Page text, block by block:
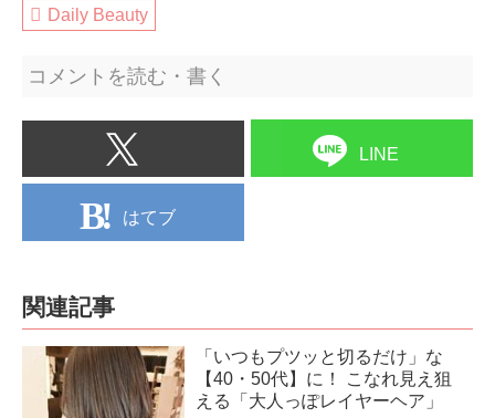
Daily Beauty
コメントを読む・書く
LINE
はてブ
関連記事
「いつもプツッと切るだけ」な
【40・50代】に！ こなれ見え狙
える「大人っぽレイヤーヘア」